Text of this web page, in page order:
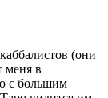
(они
меня в
с большим